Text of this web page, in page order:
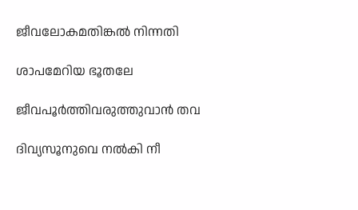
ജീവലോകമതിങ്കൽ നിന്നതി
ശാപമേറിയ ഭൂതലേ
ജീവപൂർത്തിവരുത്തുവാൻ തവ
ദിവ്യസൂനുവെ നൽകി നീ